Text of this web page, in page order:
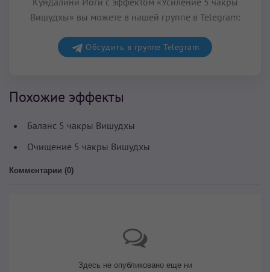
Вишудхы» вы можете в нашей группе в Telegram:
Обсудить в группе Telegram
Похожие эффекты
Баланс 5 чакры Вишудхы
Очищение 5 чакры Вишудхы
Комментарии (0)
Здесь не опубликовано еще ни